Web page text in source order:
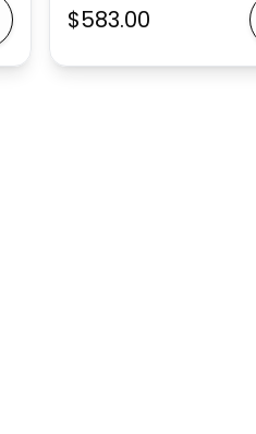
$583.00